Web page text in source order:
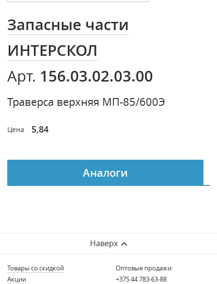
Запасные части
ИНТЕРСКОЛ
Арт. 156.03.02.03.00
Траверса верхняя МП-85/600Э
Цена 5,84
Аналоги
Наверх
Товары со скидкой
Акции
Оптовые продажи:
+375 44 783-63-88